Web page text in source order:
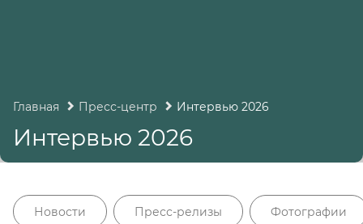
Главная Пресс-центр Интервью 2026
Интервью 2026
Новости Пресс-релизы Фотографии